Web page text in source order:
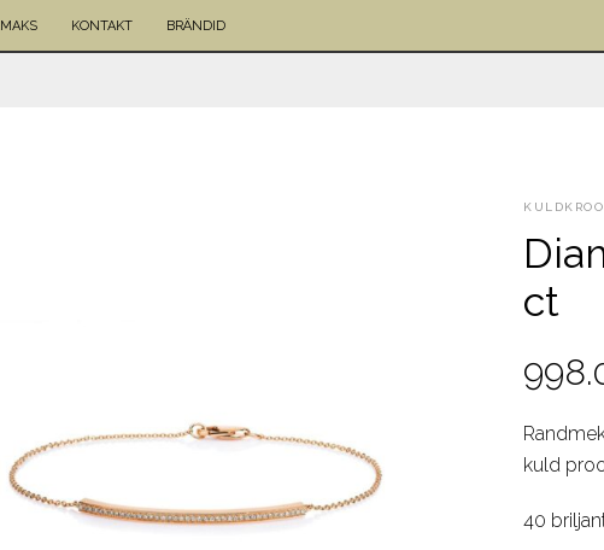
KONTAKT BRÄNDID
ct
kuld
40